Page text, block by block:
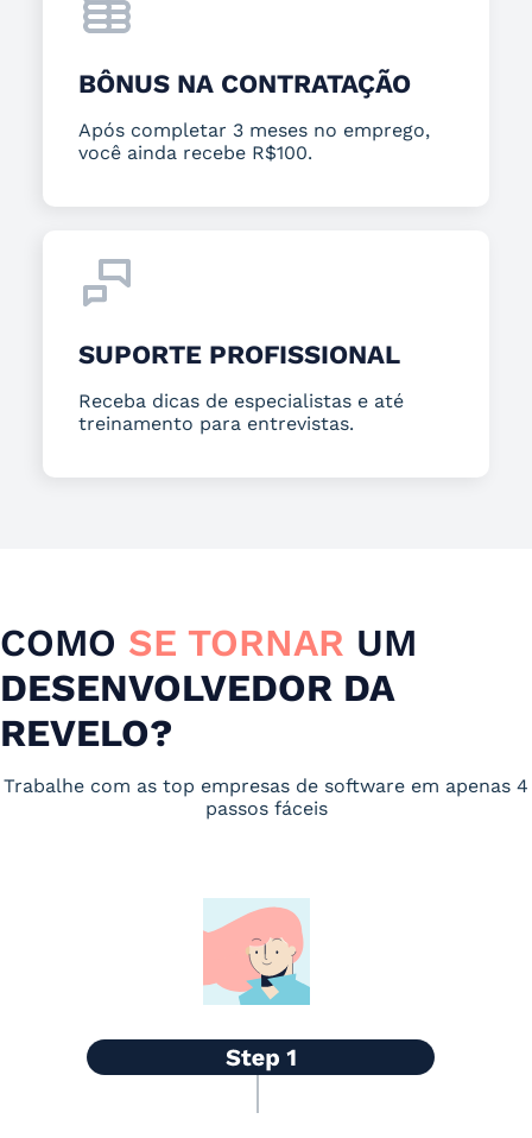
BÔNUS NA CONTRATAÇÃO
Após completar 3 meses no emprego,
você ainda recebe R$100.
SUPORTE PROFISSIONAL
Receba dicas de especialistas e até
treinamento para entrevistas.
COMO SE TORNAR UM
DESENVOLVEDOR DA
REVELO?
Trabalhe com as top empresas de software em apenas 4
passos fáceis